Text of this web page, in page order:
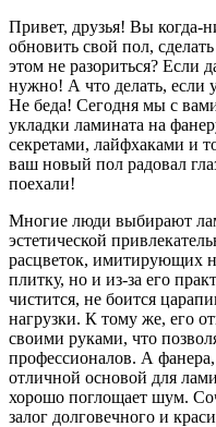
Привет, друзья! Вы когда-
обновить свой пол,
этом не разориться? Если
нужно! А что делать, если
Не беда! Сегодня мы с
укладки ламината на
секретами, лайфхаками и
ваш новый пол радовал
поехали!
Многие люди выбирают
эстетической
расцветок, имитирующих
плитку, но и из-за его
чистится, не боится
нагрузки. К тому же, его
своими руками, что
профессионалов. А
отличной основой для
хорошо поглощает шум.
залог долговечного и